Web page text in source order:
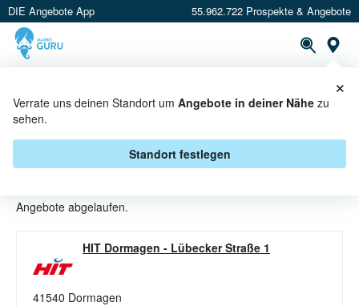
DIE Angebote App 55.962.722 Prospekte & Angebote
Verrate uns deinen Standort um Angebote in deiner Nähe zu
sehen.
Standort festlegen
×
BRAUNER RUM ANGEBOTE &
AKTIONEN BEI HIT ULLRICH
Angebote abgelaufen.
HIT Dormagen - Lübecker Straße 1
41540 Dormagen